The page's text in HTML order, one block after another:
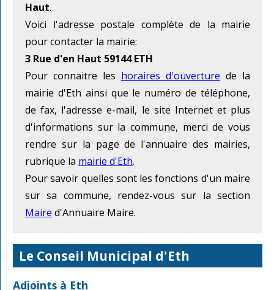
Haut.
Voici l'adresse postale complète de la mairie
pour contacter la mairie:
3 Rue d'en Haut 59144 ETH
Pour connaitre les horaires d'ouverture de la
mairie d'Eth ainsi que le numéro de téléphone,
de fax, l'adresse e-mail, le site Internet et plus
d'informations sur la commune, merci de vous
rendre sur la page de l'annuaire des mairies,
rubrique la mairie d'Eth.
Pour savoir quelles sont les fonctions d'un maire
sur sa commune, rendez-vous sur la section
Maire d'Annuaire Maire.
Le Conseil Municipal d'Eth
Adjoints à Eth